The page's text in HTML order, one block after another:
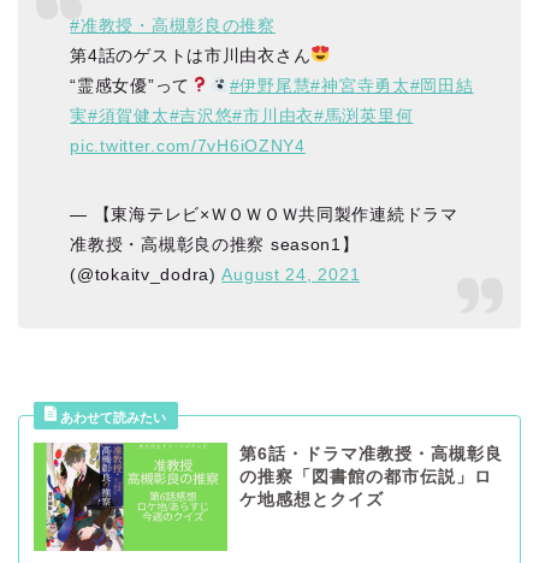
#准教授・高槻彰良の推察
第4話のゲストは市川由衣さん
“霊感女優”って
#伊野尾慧#神宮寺勇太#岡田結
実#須賀健太#吉沢悠#市川由衣#馬渕英里何
pic.twitter.com/7vH6iOZNY4
— 【東海テレビ×ＷＯＷＯＷ共同製作連続ドラマ
准教授・高槻彰良の推察 season1】
(@tokaitv_dodra)August 24, 2021
第6話・ドラマ准教授・高槻彰良
の推察「図書館の都市伝説」ロ
ケ地感想とクイズ